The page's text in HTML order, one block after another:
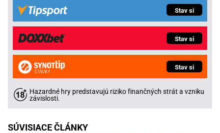
Stav si
Stav si
Stav si
Hazardné hry predstavujú riziko finančných strát a vzniku
závislosti.
SÚVISIACE ČLÁNKY